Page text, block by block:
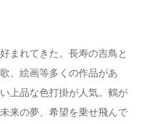
まれてきた。長寿の吉鳥と
、絵画等多くの作品があ
上品な色打掛が人気。鶴が
来の夢、希望を乗せ飛んで